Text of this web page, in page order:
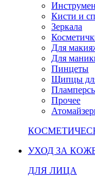
Кисти и
Зеркала
Для
Для
Пинцеты
Щипцы
Прочее
УХОД ЗА
ДЛЯ ЛИЦА